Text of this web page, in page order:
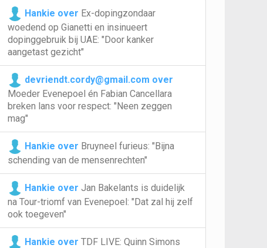
Hankie over Ex-dopingzondaar
woedend op Gianetti en insinueert
dopinggebruik bij UAE: "Door kanker
aangetast gezicht"
devriendt.cordy@gmail.com over
Moeder Evenepoel én Fabian Cancellara
breken lans voor respect: "Neen zeggen
mag"
Hankie over Bruyneel furieus: "Bijna
schending van de mensenrechten"
Hankie over Jan Bakelants is duidelijk
na Tour-triomf van Evenepoel: "Dat zal hij zelf
ook toegeven"
Hankie over TDF LIVE: Quinn Simons